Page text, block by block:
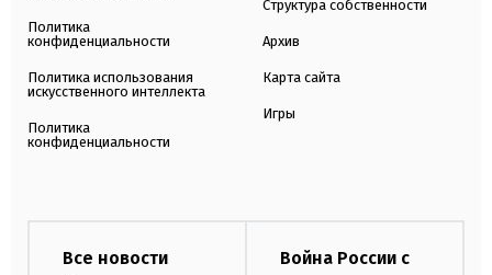
Политика
конфиденциальности
Политика использования
искусственного интеллекта
Политика
конфиденциальности
Структура собственности
Архив
Карта сайта
Игры
Все новости
Война России с